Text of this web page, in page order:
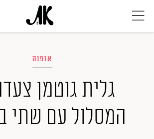
אופנה
ביוטי
אופנה
גלית גוטמן
המסלול עם שתי